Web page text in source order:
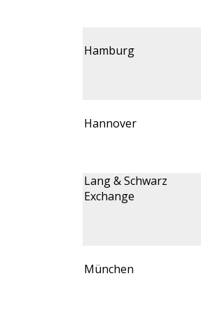
Hamburg
Hannover
Lang & Schwarz
Exchange
München